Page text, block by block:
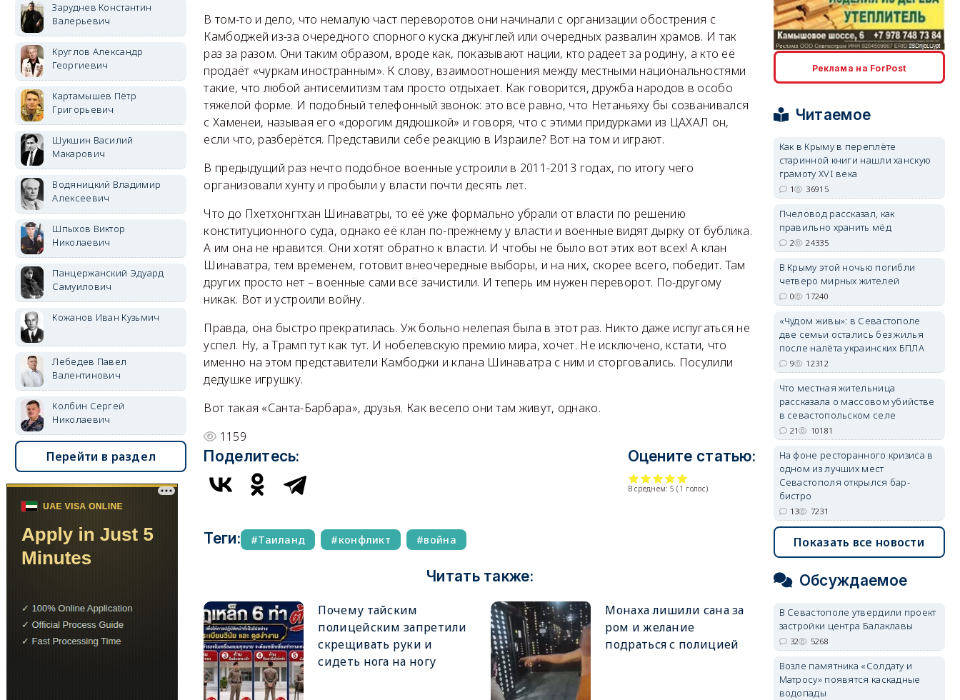
В том-то и дело, что немалую част переворотов они начинали с организации обострения с
Камбоджей из-за очередного спорного куска джунглей или очередных развалин храмов. И так
раз за разом. Они таким образом, вроде как, показывают нации, кто радеет за родину, а кто её
продаёт «чуркам иностранным». К слову, взаимоотношения между местными национальностями
такие, что любой антисемитизм там просто отдыхает. Как говорится, дружба народов в особо
тяжёлой форме. И подобный телефонный звонок: это всё равно, что Нетаньяху бы созванивался
с Хаменеи, называя его «дорогим дядюшкой» и говоря, что с этими придурками из ЦАХАЛ он,
если что, разберётся. Представили себе реакцию в Израиле? Вот на том и играют.
В предыдущий раз нечто подобное военные устроили в 2011-2013 годах, по итогу чего
организовали хунту и пробыли у власти почти десять лет.
Что до Пхетхонгтхан Шинаватры, то её уже формально убрали от власти по решению
конституционного суда, однако её клан по-прежнему у власти и военные видят дырку от бублика.
А им она не нравится. Они хотят обратно к власти. И чтобы не было вот этих вот всех! А клан
Шинаватра, тем временем, готовит внеочередные выборы, и на них, скорее всего, победит. Там
других просто нет – военные сами всё зачистили. И теперь им нужен переворот. По-другому
никак. Вот и устроили войну.
Правда, она быстро прекратилась. Уж больно нелепая была в этот раз. Никто даже испугаться не
успел. Ну, а Трамп тут как тут. И нобелевскую премию мира, хочет. Не исключено, кстати, что
именно на этом представители Камбоджи и клана Шинаватра с ним и сторговались. Посулили
дедушке игрушку.
Вот такая «Санта-Барбара», друзья. Как весело они там живут, однако.
1159
Поделитесь: Оцените статью:
В среднем: 5 ( 1 голос)
Теги: Таиланд конфликт война
Читать также:
Почему тайским
полицейским запретили
скрещивать руки и
сидеть нога на ногу
Монаха лишили сана за
ром и желание
подраться с полицией
Заруднев Константин
Валерьевич
Круглов Александр
Георгиевич
Картамышев Пётр
Григорьевич
Шукшин Василий
Макарович
Водяницкий Владимир
Алексеевич
Шпыхов Виктор
Николаевич
Панцержанский Эдуард
Самуилович
Кожанов Иван Кузьмич
Лебедев Павел
Валентинович
Колбин Сергей
Николаевич
Перейти в раздел
erid: 2SDnjcLUypt
erid: 2SDnjcrDNw6
erid: 2SDnjdPjgYS
Реклама на ForPost
Читаемое
Как в Крыму в переплёте
старинной книги нашли ханскую
грамоту XVI века
1 36915
Пчеловод рассказал, как
правильно хранить мёд
2 24335
В Крыму этой ночью погибли
четверо мирных жителей
0 17240
«Чудом живы»: в Севастополе
две семьи остались без жилья
после налёта украинских БПЛА
9 12312
Что местная жительница
рассказала о массовом убийстве
в севастопольском селе
21 10181
На фоне ресторанного кризиса в
одном из лучших мест
Севастополя открылся бар-
бистро
13 7231
Показать все новости
Обсуждаемое
В Севастополе утвердили проект
застройки центра Балаклавы
32 5268
Возле памятника «Солдату и
Матросу» появятся каскадные
водопады